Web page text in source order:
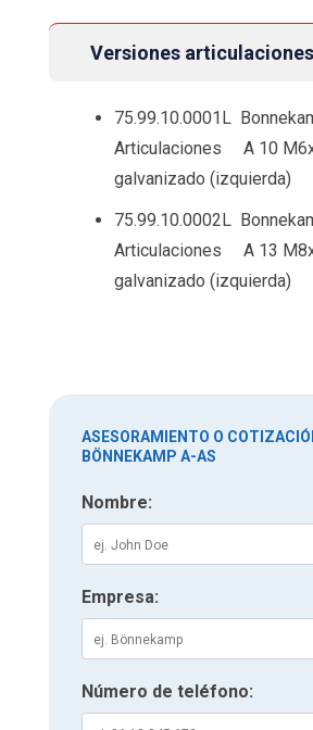
Versiones
75.99.10.0001L
Articulaciones A 10
galvanizado (izquierda)
75.99.10.0002L
Articulaciones A 13
galvanizado (izquierda)
ASESORAMIENTO O
BÖNNEKAMP A-AS
Nombre:
Empresa:
Número de teléfono: